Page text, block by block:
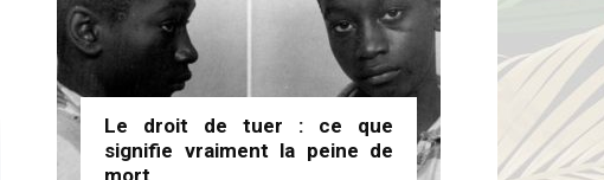
Le droit de tuer : ce que
signifie vraiment la peine de
mort